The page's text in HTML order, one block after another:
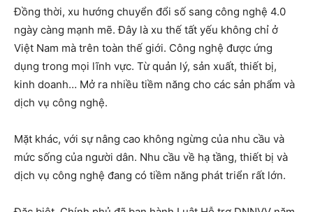
Đồng thời, xu hướng chuyển đổi số sang công nghệ 4.0
ngày càng mạnh mẽ. Đây là xu thế tất yếu không chỉ ở
Việt Nam mà trên toàn thế giới. Công nghệ được ứng
dụng trong mọi lĩnh vực. Từ quản lý, sản xuất, thiết bị,
kinh doanh… Mở ra nhiều tiềm năng cho các sản phẩm và
dịch vụ công nghệ.
Mặt khác, với sự nâng cao không ngừng của nhu cầu và
mức sống của người dân. Nhu cầu về hạ tầng, thiết bị và
dịch vụ công nghệ đang có tiềm năng phát triển rất lớn.